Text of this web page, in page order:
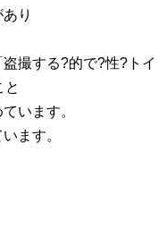
り
撮する?的で?性?トイ
と
います。
ます。